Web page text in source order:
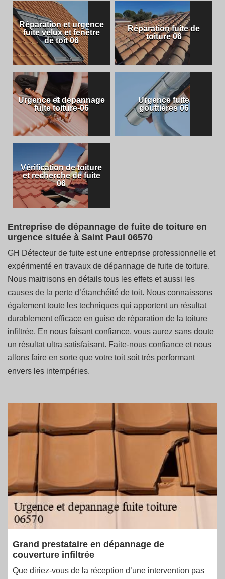
Réparation et urgence
fuite velux et fenêtre
de toit 06
Réparation fuite de
toiture 06
Urgence et depannage
fuite toiture-06
Urgence fuite
gouttières 06
Vérification de toiture
et recherche de fuite
06
Entreprise de dépannage de fuite de toiture en
urgence située à Saint Paul 06570
GH Détecteur de fuite est une entreprise professionnelle et
expérimenté en travaux de dépannage de fuite de toiture.
Nous maitrisons en détails tous les effets et aussi les
causes de la perte d’étanchéité de toit. Nous connaissons
également toute les techniques qui apportent un résultat
durablement efficace en guise de réparation de la toiture
infiltrée. En nous faisant confiance, vous aurez sans doute
un résultat ultra satisfaisant. Faite-nous confiance et nous
allons faire en sorte que votre toit soit très performant
envers les intempéries.
Grand prestataire en dépannage de
couverture infiltrée
Que diriez-vous de la réception d’une intervention pas